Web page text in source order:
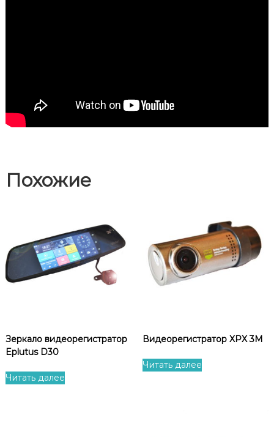
Похожие
Зеркало видеорегистратор
Eplutus D30
Читать далее
Видеорегистратор XPX 3M
Читать далее